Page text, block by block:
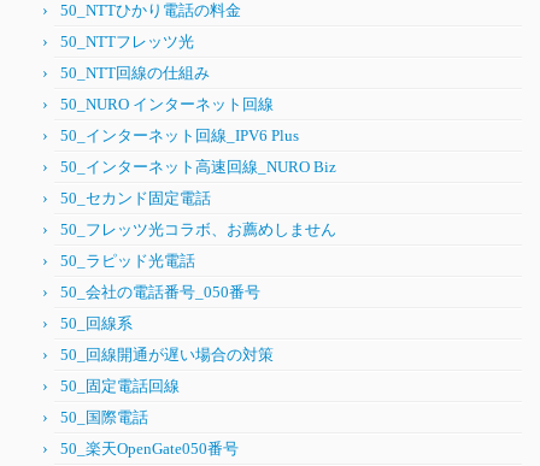
50_NTTひかり電話の料金
50_NTTフレッツ光
50_NTT回線の仕組み
50_NURO インターネット回線
50_インターネット回線_IPV6 Plus
50_インターネット高速回線_NURO Biz
50_セカンド固定電話
50_フレッツ光コラボ、お薦めしません
50_ラピッド光電話
50_会社の電話番号_050番号
50_回線系
50_回線開通が遅い場合の対策
50_固定電話回線
50_国際電話
50_楽天OpenGate050番号